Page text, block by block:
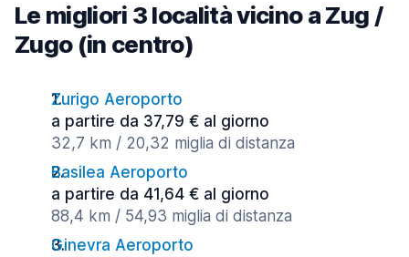
Le migliori 3 località vicino a Zug /
Zugo (in centro)
Zurigo Aeroporto
a partire da 37,79 € al giorno
32,7 km / 20,32 miglia di distanza
Basilea Aeroporto
a partire da 41,64 € al giorno
88,4 km / 54,93 miglia di distanza
Ginevra Aeroporto